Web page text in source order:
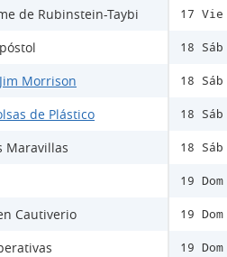
de Rubinstein-Taybi
Morrison
de Plástico
Maravillas
Cautiverio
17 Vie
18 Sáb
18 Sáb
18 Sáb
18 Sáb
19 Dom
19 Dom
19 Dom